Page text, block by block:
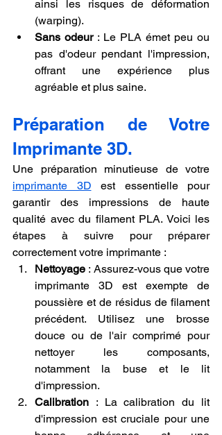
ainsi les risques de déformation
(warping).
Sans odeur : Le PLA émet peu ou
pas d'odeur pendant l'impression,
offrant une expérience plus
agréable et plus saine.
Préparation de Votre
Imprimante 3D.
imprimante 3D est essentielle pour
garantir des impressions de haute
qualité avec du filament PLA. Voici les
étapes à suivre pour préparer
correctement votre imprimante :
Nettoyage : Assurez-vous que votre
imprimante 3D est exempte de
poussière et de résidus de filament
précédent. Utilisez une brosse
douce ou de l'air comprimé pour
nettoyer les composants,
notamment la buse et le lit
d'impression.
Calibration : La calibration du lit
d'impression est cruciale pour une